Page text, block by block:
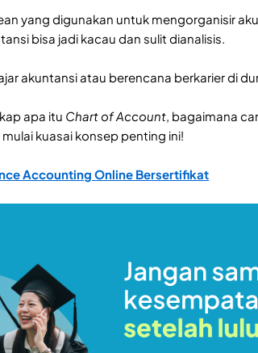
yang digunakan untuk mengorganisir
bisa jadi kacau dan sulit dianalisis.
akuntansi atau berencana berkarier di
apa itu Chart of Account, bagaimana
kuasai konsep penting ini!
Accounting Online Bersertifikat